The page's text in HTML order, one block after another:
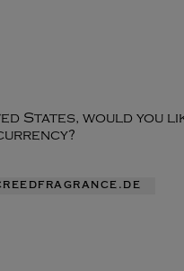
States, would you